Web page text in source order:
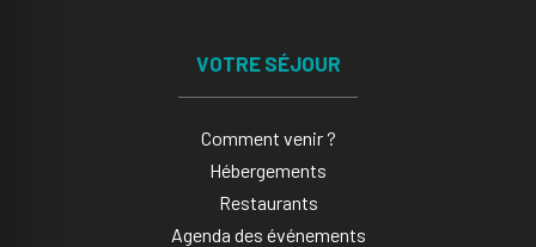
VOTRE SÉJOUR
Comment venir ?
Hébergements
Restaurants
Agenda des événements